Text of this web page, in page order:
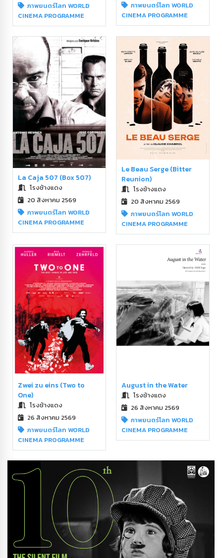
ภาพยนตร์โลก WORLD
CINEMA PROGRAMME
ภาพยนตร์โลก WORLD
CINEMA PROGRAMME
La Caja 507 (Box 507)
โรงช้างแดง
20 สิงหาคม 2569
ภาพยนตร์โลก WORLD
CINEMA PROGRAMME
Le Beau Serge (Bitter
Reunion)
โรงช้างแดง
20 สิงหาคม 2569
ภาพยนตร์โลก WORLD
CINEMA PROGRAMME
Zwei zu eins (Two to
One)
โรงช้างแดง
26 สิงหาคม 2569
ภาพยนตร์โลก WORLD
CINEMA PROGRAMME
August in the Water
โรงช้างแดง
26 สิงหาคม 2569
ภาพยนตร์โลก WORLD
CINEMA PROGRAMME